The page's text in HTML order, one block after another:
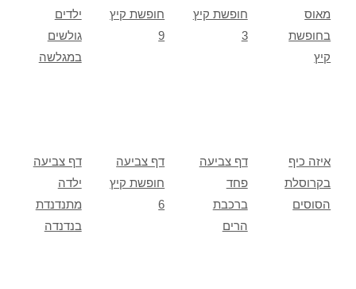
ילדים
גולשים
במגלשה
חופשת קיץ
9
חופשת קיץ
3
מאוס
בחופשת
קיץ
דף צביעה
ילדה
מתנדנדת
בנדנדה
דף צביעה
חופשת קיץ
6
דף צביעה
פחד
ברכבת
הרים
איזה כיף
בקרוסלת
הסוסים